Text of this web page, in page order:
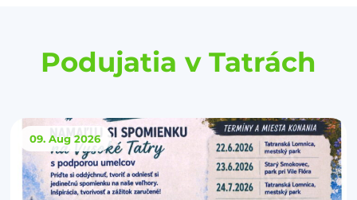
Podujatia v Tatrách
09. Aug 2026